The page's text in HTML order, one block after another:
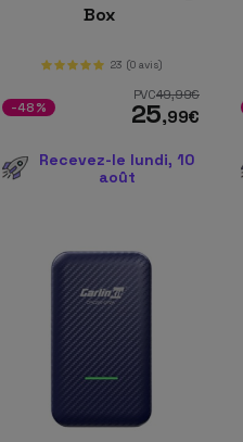
Box
23 (0 avis)
PVC49,99€
25,99€
-48%
Recevez-le lundi, 10
août